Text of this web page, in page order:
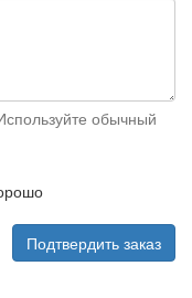
обычный
Подтвердить заказ